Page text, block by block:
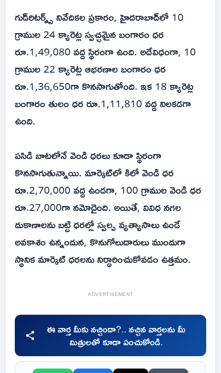
గుడ్‌రిటర్న్స్ నివేదికల ప్రకారం, హైదరాబాద్‌లో 10
గ్రాముల 24 క్యారెట్ల స్వచ్ఛమైన బంగారం ధర
రూ.1,49,080 వద్ద స్థిరంగా ఉంది. అదేవిధంగా, 10
గ్రాముల 22 క్యారెట్ల ఆభరణాల బంగారం ధర
రూ.1,36,650గా కొనసాగుతోంది. ఇక 18 క్యారెట్ల
బంగారం తులం ధర రూ.1,11,810 వద్ద నిలకడగా
ఉంది.
పసిడి బాటలోనే వెండి ధరలు కూడా స్థిరంగా
కొనసాగుతున్నాయి. మార్కెట్‌లో కిలో వెండి ధర
రూ.2,70,000 వద్ద ఉండగా, 100 గ్రాముల వెండి ధర
రూ.27,000గా నమోదైంది. అయితే, వివిధ నగల
దుకాణాలను బట్టి ధరల్లో స్వల్ప వ్యత్యాసాలు ఉండే
అవకాశం ఉన్నందున, కొనుగోలుదారులు ముందుగా
స్థానిక మార్కెట్ ధరలను నిర్ధారించుకోవడం ఉత్తమం.
ADVERTISEMENT
ఈ వార్త మీకు నచ్చిందా?.. నచ్చిన వార్తలను మీ
మిత్రులతో కూడా పంచుకోండి.